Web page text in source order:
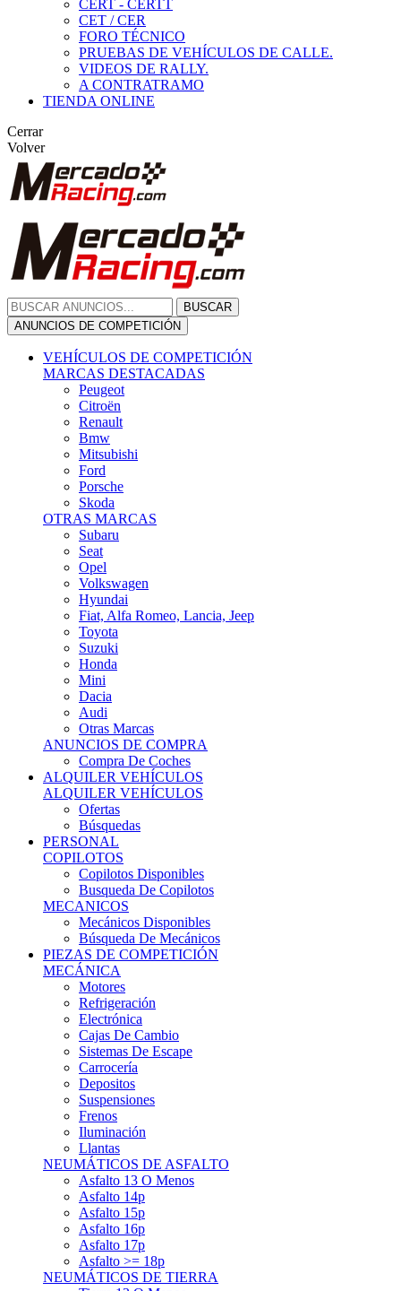
CERT - CERTT
CET / CER
FORO TÉCNICO
PRUEBAS DE VEHÍCULOS DE CALLE.
VIDEOS DE RALLY.
A CONTRATRAMO
TIENDA ONLINE
Cerrar
Volver
BUSCAR
ANUNCIOS DE COMPETICIÓN
VEHÍCULOS DE COMPETICIÓN
MARCAS DESTACADAS
Peugeot
Citroën
Renault
Bmw
Mitsubishi
Ford
Porsche
Skoda
OTRAS MARCAS
Subaru
Seat
Opel
Volkswagen
Hyundai
Fiat, Alfa Romeo, Lancia, Jeep
Toyota
Suzuki
Honda
Mini
Dacia
Audi
Otras Marcas
ANUNCIOS DE COMPRA
Compra De Coches
ALQUILER VEHÍCULOS
ALQUILER VEHÍCULOS
Ofertas
Búsquedas
PERSONAL
COPILOTOS
Copilotos Disponibles
Busqueda De Copilotos
MECANICOS
Mecánicos Disponibles
Búsqueda De Mecánicos
PIEZAS DE COMPETICIÓN
MECÁNICA
Motores
Refrigeración
Electrónica
Cajas De Cambio
Sistemas De Escape
Carrocería
Depositos
Suspensiones
Frenos
Iluminación
Llantas
NEUMÁTICOS DE ASFALTO
Asfalto 13 O Menos
Asfalto 14p
Asfalto 15p
Asfalto 16p
Asfalto 17p
Asfalto >= 18p
NEUMÁTICOS DE TIERRA